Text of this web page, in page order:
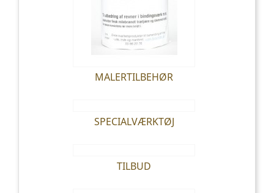
MALERTILBEHØR
SPECIALVÆRKTØJ
TILBUD